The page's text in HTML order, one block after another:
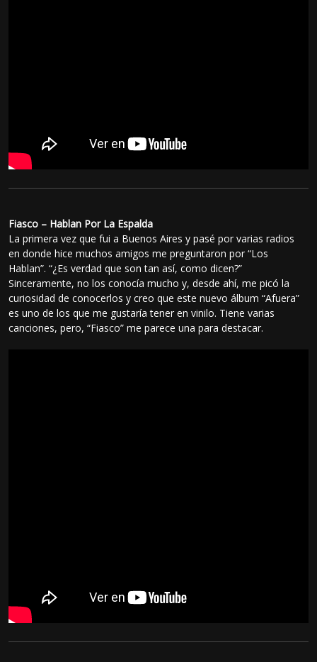
Fiasco – Hablan Por La Espalda
La primera vez que fui a Buenos Aires y pasé por varias radios
en donde hice muchos amigos me preguntaron por “Los
Hablan”. “¿Es verdad que son tan así, como dicen?”
Sinceramente, no los conocía mucho y, desde ahí, me picó la
curiosidad de conocerlos y creo que este nuevo álbum “Afuera”
es uno de los que me gustaría tener en vinilo. Tiene varias
canciones, pero, “Fiasco” me parece una para destacar.